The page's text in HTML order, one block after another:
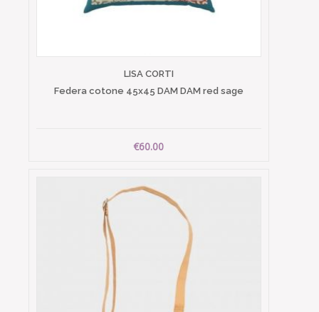
LISA CORTI
Federa cotone 45x45 DAM DAM red sage
€60.00